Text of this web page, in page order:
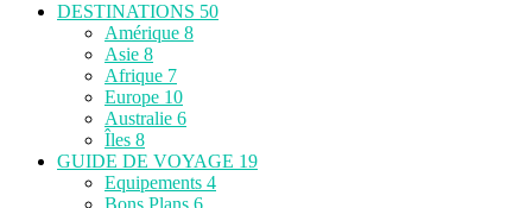
DESTINATIONS 50
Amérique 8
Asie 8
Afrique 7
Europe 10
Australie 6
Îles 8
GUIDE DE VOYAGE 19
Equipements 4